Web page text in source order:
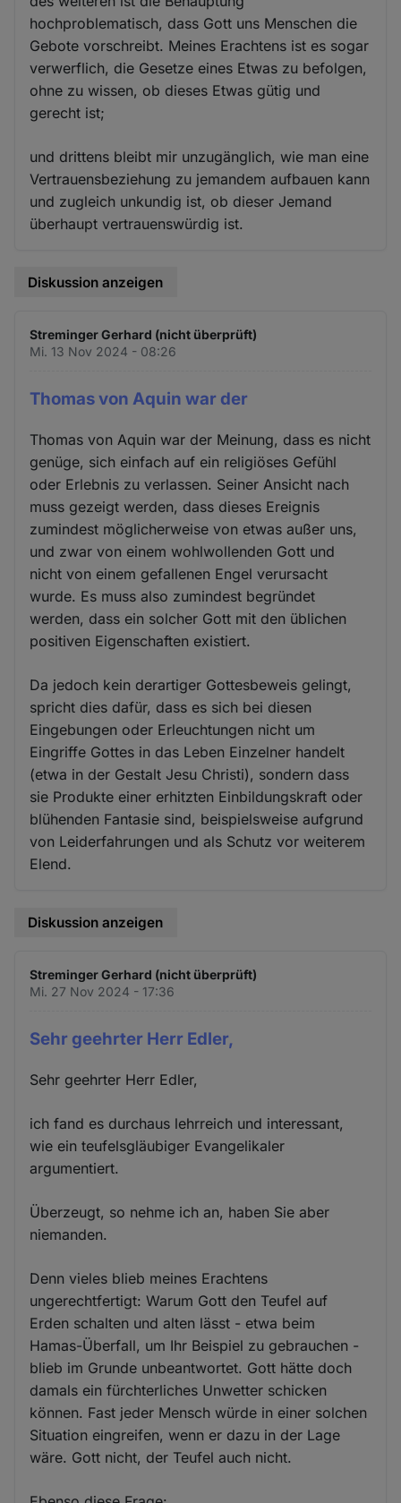
hochproblematisch, dass Gott uns Menschen die
Gebote vorschreibt. Meines Erachtens ist es sogar
verwerflich, die Gesetze eines Etwas zu befolgen,
ohne zu wissen, ob dieses Etwas gütig und
gerecht ist;
und drittens bleibt mir unzugänglich, wie man eine
Vertrauensbeziehung zu jemandem aufbauen kann
und zugleich unkundig ist, ob dieser Jemand
überhaupt vertrauenswürdig ist.
Diskussion anzeigen
Streminger Gerhard (nicht überprüft)
Mi. 13 Nov 2024 - 08:26
Thomas von Aquin war der
Thomas von Aquin war der Meinung, dass es nicht
genüge, sich einfach auf ein religiöses Gefühl
oder Erlebnis zu verlassen. Seiner Ansicht nach
muss gezeigt werden, dass dieses Ereignis
zumindest möglicherweise von etwas außer uns,
und zwar von einem wohlwollenden Gott und
nicht von einem gefallenen Engel verursacht
wurde. Es muss also zumindest begründet
werden, dass ein solcher Gott mit den üblichen
positiven Eigenschaften existiert.
Da jedoch kein derartiger Gottesbeweis gelingt,
spricht dies dafür, dass es sich bei diesen
Eingebungen oder Erleuchtungen nicht um
Eingriffe Gottes in das Leben Einzelner handelt
(etwa in der Gestalt Jesu Christi), sondern dass
sie Produkte einer erhitzten Einbildungskraft oder
blühenden Fantasie sind, beispielsweise aufgrund
von Leiderfahrungen und als Schutz vor weiterem
Elend.
Diskussion anzeigen
Streminger Gerhard (nicht überprüft)
Mi. 27 Nov 2024 - 17:36
Sehr geehrter Herr Edler,
Sehr geehrter Herr Edler,
ich fand es durchaus lehrreich und interessant,
wie ein teufelsgläubiger Evangelikaler
argumentiert.
Überzeugt, so nehme ich an, haben Sie aber
niemanden.
Denn vieles blieb meines Erachtens
ungerechtfertigt: Warum Gott den Teufel auf
Erden schalten und alten lässt - etwa beim
Hamas-Überfall, um Ihr Beispiel zu gebrauchen -
blieb im Grunde unbeantwortet. Gott hätte doch
damals ein fürchterliches Unwetter schicken
können. Fast jeder Mensch würde in einer solchen
Situation eingreifen, wenn er dazu in der Lage
wäre. Gott nicht, der Teufel auch nicht.